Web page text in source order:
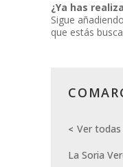
¿Ya has
Sigue
que estás
Ver
La Soria